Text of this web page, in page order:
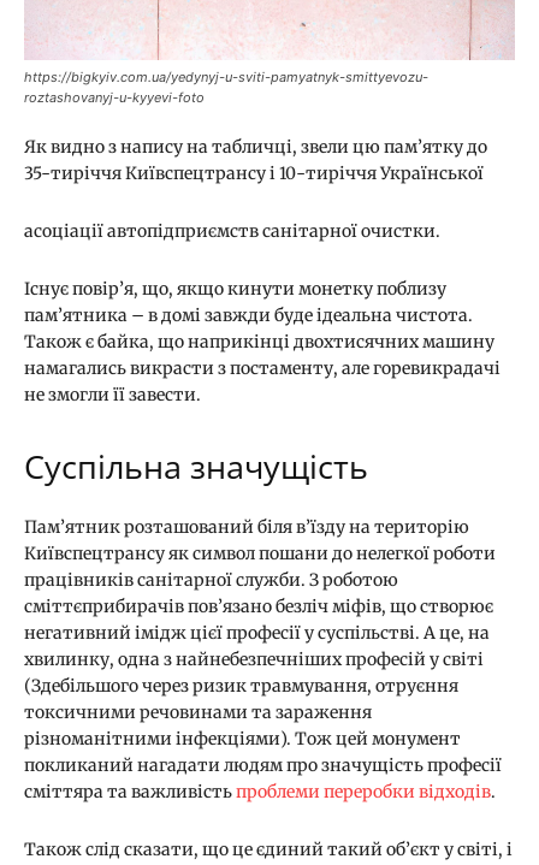
https://bigkyiv.com.ua/yedynyj-u-sviti-pamyatnyk-smittyevozu-
roztashovanyj-u-kyyevi-foto
Як видно з напису на табличці, звели цю пам’ятку до
35-тиріччя Київспецтрансу і 10-тиріччя Української
асоціації автопідприємств санітарної очистки.
Існує повір’я, що, якщо кинути монетку поблизу
пам’ятника – в домі завжди буде ідеальна чистота.
Також є байка, що наприкінці двохтисячних машину
намагались викрасти з постаменту, але горевикрадачі
не змогли її завести.
Суспільна значущість
Пам’ятник розташований біля в’їзду на територію
Київспецтрансу як символ пошани до нелегкої роботи
працівників санітарної служби. З роботою
сміттєприбирачів пов’язано безліч міфів, що створює
негативний імідж цієї професії у суспільстві. А це, на
хвилинку, одна з найнебезпечніших професій у світі
(Здебільшого через ризик травмування, отруєння
токсичними речовинами та зараження
різноманітними інфекціями). Тож цей монумент
покликаний нагадати людям про значущість професії
сміттяра та важливістьпроблеми переробки відходів.
Також слід сказати, що це єдиний такий об’єкт у світі, і